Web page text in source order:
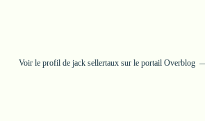
Voir le profil de jack sellertaux sur le portail Overblog